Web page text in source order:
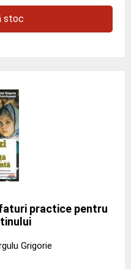
stoc
practice pentru
Grigorie